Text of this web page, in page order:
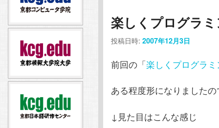
コ
ン
ツ
ン
テ
へ
楽しくプログラ
投稿日時: 2007年12月3日
前回の「楽しくプログラ
ある程度形になりました
↓見た目はこんな感じ